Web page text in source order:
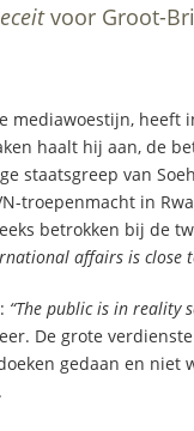
voor Groot-
mediawoestijn,
haalt hij aan, de
staatsgreep van
troepenmacht in
betrokken bij de
affairs is close
“The public is in reality
De grote
gedaan en niet